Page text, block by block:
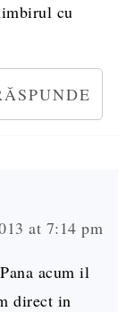
cu
at 7:14 pm
acum il
direct in